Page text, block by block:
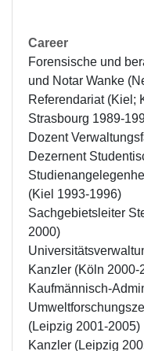
Career
Forensische und
und Notar Wanke
Referendariat (Kiel;
Strasbourg 1989-
Dozent
Dezernent
(Kiel 1993-1996)
Sachgebietsleiter
2000)
Kanzler (Köln 2000-
Kaufmännisch-
(Leipzig 2001-2005)
Kanzler (Leipzig